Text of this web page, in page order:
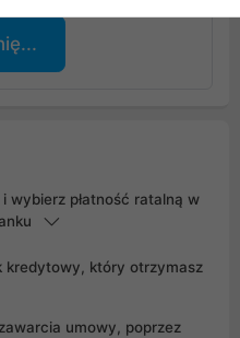
i wybierz płatność ratalną w
kredytowy, który otrzymasz
umowy, poprzez